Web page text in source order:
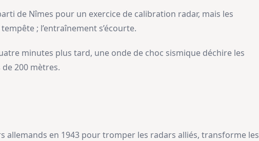
de Nîmes pour un exercice de calibration radar, mais les
; l’entraînement s’écourte.
minutes plus tard, une onde de choc sismique déchire les
200 mètres.
allemands en 1943 pour tromper les radars alliés, transforme les